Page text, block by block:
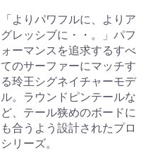
「よりパワフルに、よりア
グレッシブに・・。」パフ
ォーマンスを追求するすべ
てのサーファーにマッチす
る玲王シグネイチャーモデ
ル。ラウンドピンテールな
ど、テール狭めのボードに
も合うよう設計されたプロ
シリーズ。